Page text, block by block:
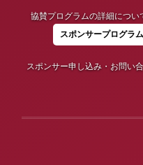
協賛プログラムの詳細につい
スポンサープログラ
スポンサー申し込み・お問い